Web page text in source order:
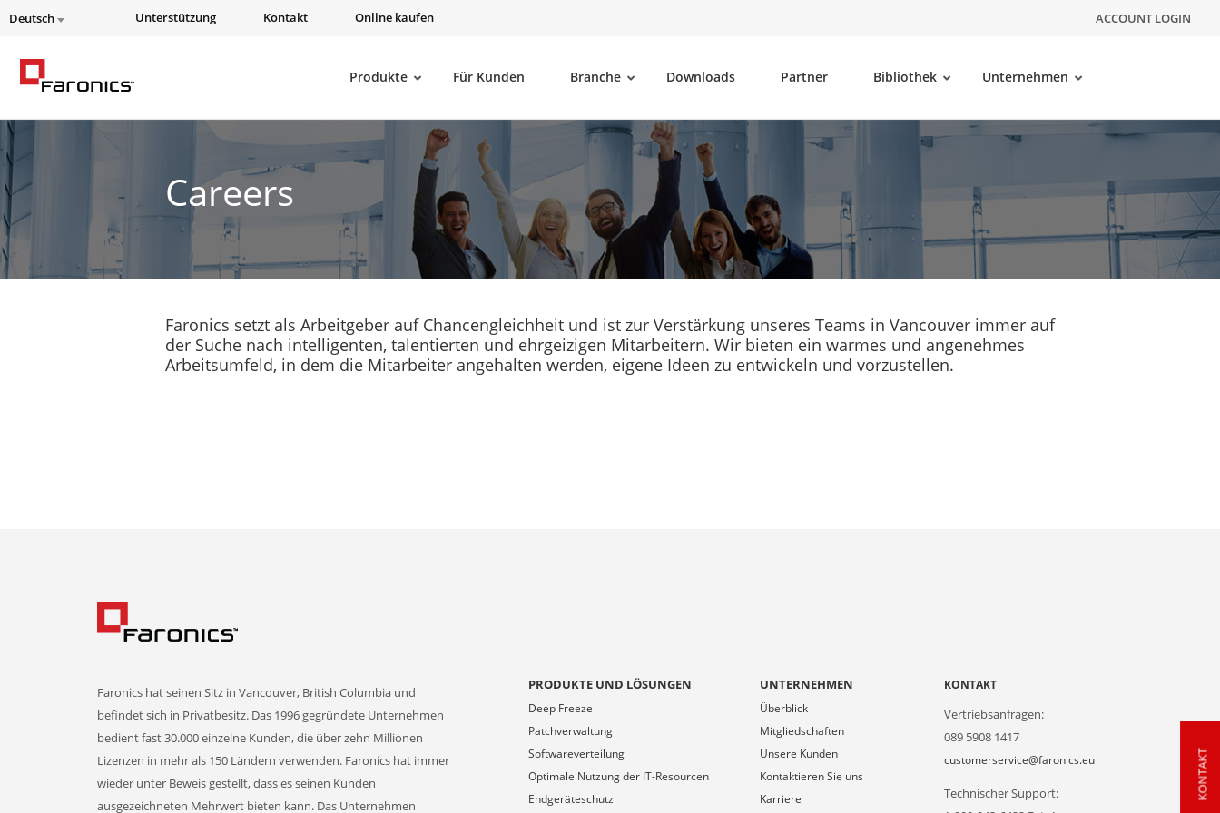
Deutsch Unterstützung Kontakt Online kaufen ACCOUNT LOGIN
Produkte Für Kunden Branche Downloads Partner Bibliothek Unternehmen
Careers
Faronics setzt als Arbeitgeber auf Chancengleichheit und ist zur Verstärkung unseres Teams in Vancouver immer auf
der Suche nach intelligenten, talentierten und ehrgeizigen Mitarbeitern. Wir bieten ein warmes und angenehmes
Arbeitsumfeld, in dem die Mitarbeiter angehalten werden, eigene Ideen zu entwickeln und vorzustellen.
Faronics hat seinen Sitz in Vancouver, British Columbia und
befindet sich in Privatbesitz. Das 1996 gegründete Unternehmen
bedient fast 30.000 einzelne Kunden, die über zehn Millionen
Lizenzen in mehr als 150 Ländern verwenden. Faronics hat immer
wieder unter Beweis gestellt, dass es seinen Kunden
ausgezeichneten Mehrwert bieten kann. Das Unternehmen
PRODUKTE UND LÖSUNGEN
Deep Freeze
Patchverwaltung
Softwareverteilung
Optimale Nutzung der IT-Resourcen
Endgeräteschutz
UNTERNEHMEN
Überblick
Mitgliedschaften
Unsere Kunden
Kontaktieren Sie uns
Karriere
KONTAKT
Vertriebsanfragen:
089 5908 1417
customerservice@faronics.eu
Technischer Support:
KONTAKT